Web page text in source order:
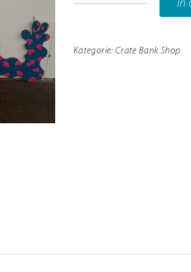
In
Kategorie: Crate Bank Shop